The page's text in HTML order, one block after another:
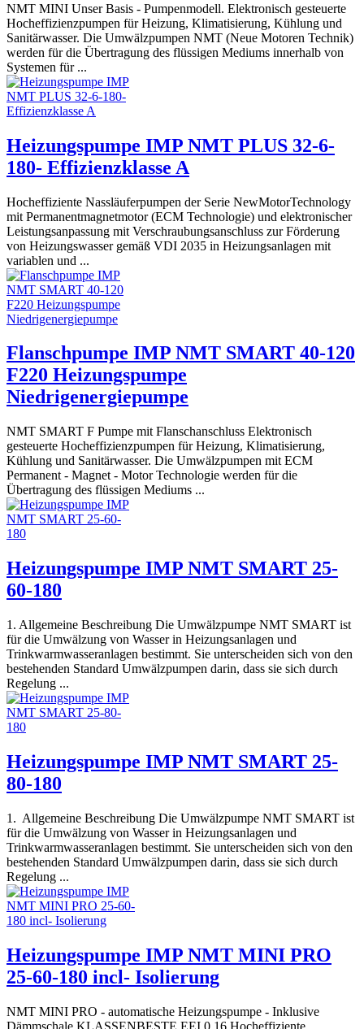
NMT MINI Unser Basis - Pumpenmodell. Elektronisch gesteuerte
Hocheffizienzpumpen für Heizung, Klimatisierung, Kühlung und
Sanitärwasser. Die Umwälzpumpen NMT (Neue Motoren Technik)
werden für die Übertragung des flüssigen Mediums innerhalb von
Systemen für ...
Heizungspumpe IMP NMT PLUS 32-6-
180- Effizienzklasse A
Hocheffiziente Nassläuferpumpen der Serie NewMotorTechnology
mit Permanentmagnetmotor (ECM Technologie) und elektronischer
Leistungsanpassung mit Verschraubungsanschluss zur Förderung
von Heizungswasser gemäß VDI 2035 in Heizungsanlagen mit
variablen und ...
Flanschpumpe IMP NMT SMART 40-120
F220 Heizungspumpe
Niedrigenergiepumpe
NMT SMART F Pumpe mit Flanschanschluss Elektronisch
gesteuerte Hocheffizienzpumpen für Heizung, Klimatisierung,
Kühlung und Sanitärwasser. Die Umwälzpumpen mit ECM
Permanent - Magnet - Motor Technologie werden für die
Übertragung des flüssigen Mediums ...
Heizungspumpe IMP NMT SMART 25-
60-180
1. Allgemeine Beschreibung Die Umwälzpumpe NMT SMART ist
für die Umwälzung von Wasser in Heizungsanlagen und
Trinkwarmwasseranlagen bestimmt. Sie unterscheiden sich von den
bestehenden Standard Umwälzpumpen darin, dass sie sich durch
Regelung ...
Heizungspumpe IMP NMT SMART 25-
80-180
1. Allgemeine Beschreibung Die Umwälzpumpe NMT SMART ist
für die Umwälzung von Wasser in Heizungsanlagen und
Trinkwarmwasseranlagen bestimmt. Sie unterscheiden sich von den
bestehenden Standard Umwälzpumpen darin, dass sie sich durch
Regelung ...
Heizungspumpe IMP NMT MINI PRO
25-60-180 incl- Isolierung
NMT MINI PRO - automatische Heizungspumpe - Inklusive
Dämmschale KLASSENBESTE EEI 0,16 Hocheffiziente